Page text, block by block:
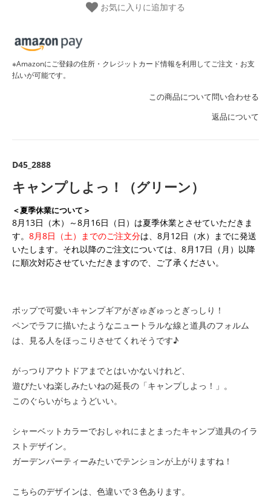
お気に入りに追加する
※Amazonにご登録の住所・クレジットカード情報を利用してご注文・お支
払いが可能です。
この商品について問い合わせる
返品について
D45_2888
キャンプしよっ！（グリーン）
＜夏季休業について＞
8月13日（木）～8月16日（日）は夏季休業とさせていただきま
す。 8月8日（土）までのご注文分は、8月12日（水）までに発送
いたします。それ以降のご注文については、8月17日（月）以降
に順次対応させていただきますので、ご了承ください。
ポップで可愛いキャンプギアがぎゅぎゅっとぎっしり！
ペンでラフに描いたようなニュートラルな線と道具のフォルム
は、見る人をほっこりさせてくれそうです♪
がっつりアウトドアまでとはいかないけれど、
遊びたいね楽しみたいねの延長の「キャンプしよっ！」。
このぐらいがちょうどいい。
シャーベットカラーでおしゃれにまとまったキャンプ道具のイラ
ストデザイン。
ガーデンパーティーみたいでテンションが上がりますね！
こちらのデザインは、色違いで３色あります。